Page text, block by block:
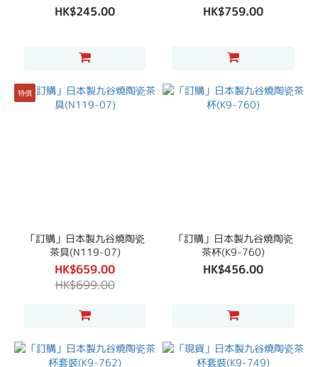
HK$245.00 HK$759.00
特價
「訂購」日本製九谷燒陶瓷
茶具(N119-07)
HK$659.00
HK$699.00
「訂購」日本製九谷燒陶瓷
茶杯(K9-760)
HK$456.00